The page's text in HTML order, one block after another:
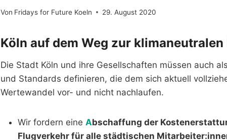
Von Fridays for Future Koeln 29. August 2020
Köln auf dem Weg zur klimaneutralen
Die Stadt Köln und ihre Gesellschaften müssen auch
und Standards definieren, die dem sich aktuell
Wertewandel vor- und nicht nachlaufen.
Wir fordern eine Abschaffung der
Flugverkehr für alle städtischen